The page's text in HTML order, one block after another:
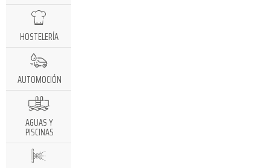
HOSTELERÍA
AUTOMOCIÓN
AGUAS Y
PISCINAS